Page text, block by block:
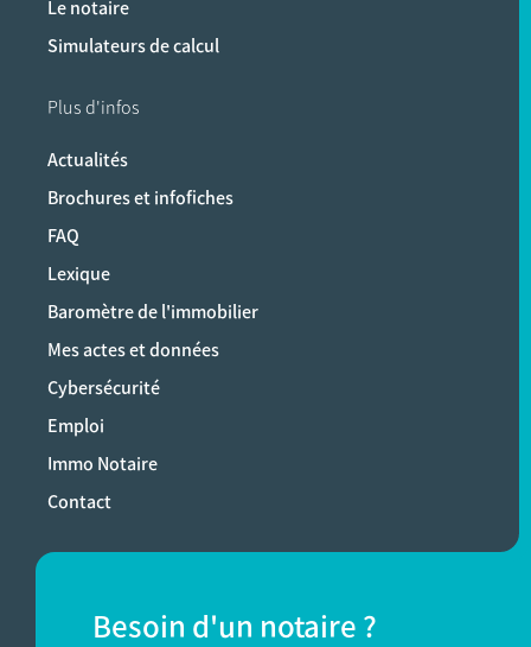
Le notaire
Simulateurs de calcul
Plus d'infos
Actualités
Brochures et infofiches
FAQ
Lexique
Baromètre de l'immobilier
Mes actes et données
Cybersécurité
Emploi
Immo Notaire
Contact
Besoin d'un notaire ?